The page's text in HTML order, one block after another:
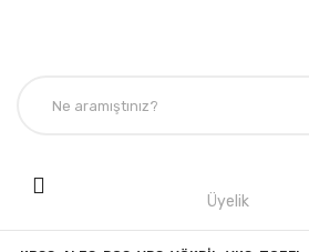
Üyelik